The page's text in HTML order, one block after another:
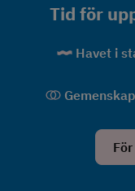
Tid för
Havet i